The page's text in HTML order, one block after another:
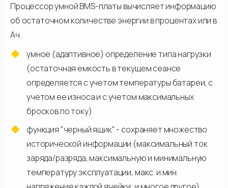
Процессор умной BMS-платы вычисляет информацию
об остаточном количестве энергии в процентах или в
Ач.
умное (адаптивное) определение типа нагрузки
(остаточная емкость в текущем сеансе
определяется с учетом температуры батареи, с
учетом ее износа и с учетом максимальных
бросков по току)
функция "черный ящик" - сохраняет множество
исторической информации (максимальный ток
заряда/разряда, максимальную и минимальную
температуру эксплуатации, макс. и мин.